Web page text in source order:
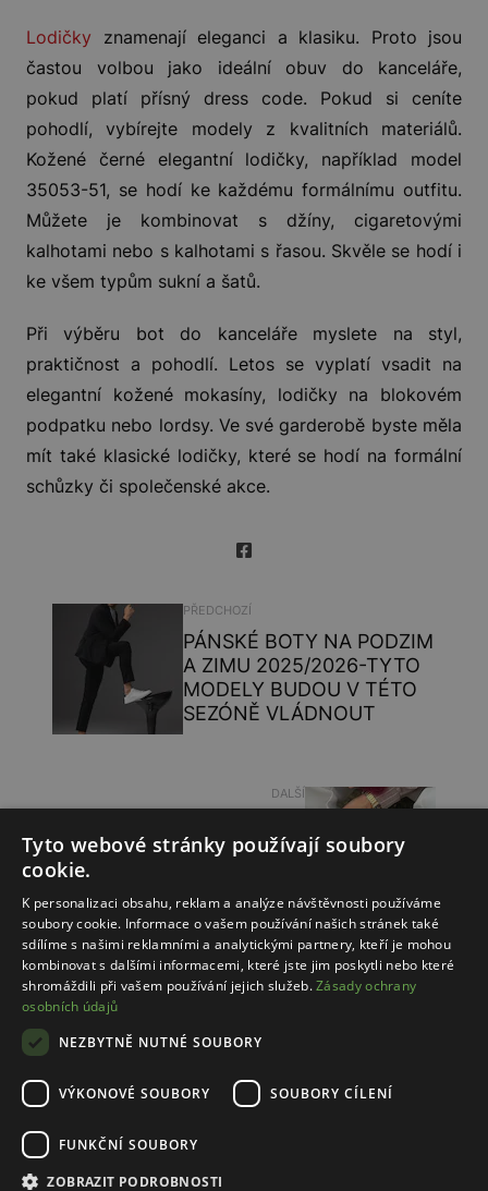
Lodičky znamenají eleganci a klasiku. Proto jsou
častou volbou jako ideální obuv do kanceláře,
pokud platí přísný dress code. Pokud si ceníte
pohodlí, vybírejte modely z kvalitních materiálů.
Kožené černé elegantní lodičky, například model
35053-51, se hodí ke každému formálnímu outfitu.
Můžete je kombinovat s džíny, cigaretovými
kalhotami nebo s kalhotami s řasou. Skvěle se hodí i
ke všem typům sukní a šatů.
Při výběru bot do kanceláře myslete na styl,
praktičnost a pohodlí. Letos se vyplatí vsadit na
elegantní kožené mokasíny, lodičky na blokovém
podpatku nebo lordsy. Ve své garderobě byste měla
mít také klasické lodičky, které se hodí na formální
schůzky či společenské akce.
PŘEDCHOZÍ
PÁNSKÉ BOTY NA PODZIM
A ZIMU 2025/2026-TYTO
MODELY BUDOU V TÉTO
SEZÓNĚ VLÁDNOUT
DALŠÍ
PODZIM-ŽEBŘÍČEK
MODELŮ
Tyto webové stránky používají soubory
cookie.
K personalizaci obsahu, reklam a analýze návštěvnosti používáme
soubory cookie. Informace o vašem používání našich stránek také
sdílíme s našimi reklamními a analytickými partnery, kteří je mohou
kombinovat s dalšími informacemi, které jste jim poskytli nebo které
shromáždili při vašem používání jejich služeb.Zásady ochrany
osobních údajů
NEZBYTNĚ NUTNÉ SOUBORY
VÝKONOVÉ SOUBORY SOUBORY CÍLENÍ
FUNKČNÍ SOUBORY
ZOBRAZIT PODROBNOSTI